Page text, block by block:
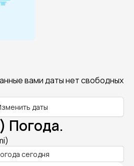
вами даты нет свободных
даты
Погода.
сегодня